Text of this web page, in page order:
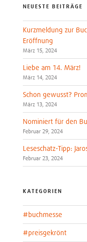
NEUESTE BEITRÄGE
Kurzmeldung zur
Eröffnung
März 15, 2024
Liebe am 14. März!
März 14, 2024
Schon gewusst?
März 13, 2024
Nominiert für den
Februar 29, 2024
Leseschatz-Tipp:
Februar 23, 2024
KATEGORIEN
#buchmesse
#preisgekrönt